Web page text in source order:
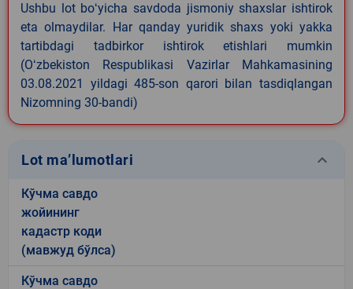
Ushbu lot boʻyicha savdoda jismoniy shaxslar ishtirok
eta olmaydilar. Har qanday yuridik shaxs yoki yakka
tartibdagi tadbirkor ishtirok etishlari mumkin
(Oʻzbekiston Respublikasi Vazirlar Mahkamasining
03.08.2021 yildagi 485-son qarori bilan tasdiqlangan
Nizomning 30-bandi)
Lot ma’lumotlari keyboard_arrow_down
Кўчма савдо
жойининг
кадастр коди
(мавжуд бўлса)
Кўчма савдо